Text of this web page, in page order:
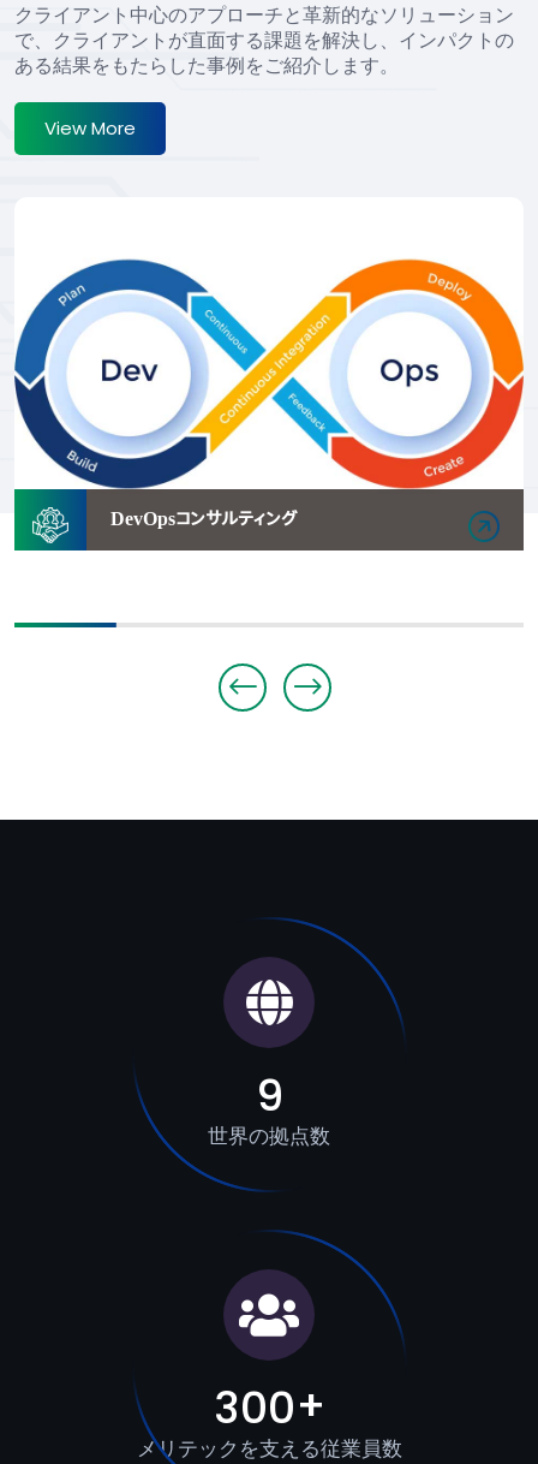
クライアント中心のアプローチと革新的なソリューション
で、クライアントが直面する課題を解決し、インパクトの
ある結果をもたらした事例をご紹介します。
View More
DevOpsコンサルティング
9
世界の拠点数
300+
メリテックを支える従業員数